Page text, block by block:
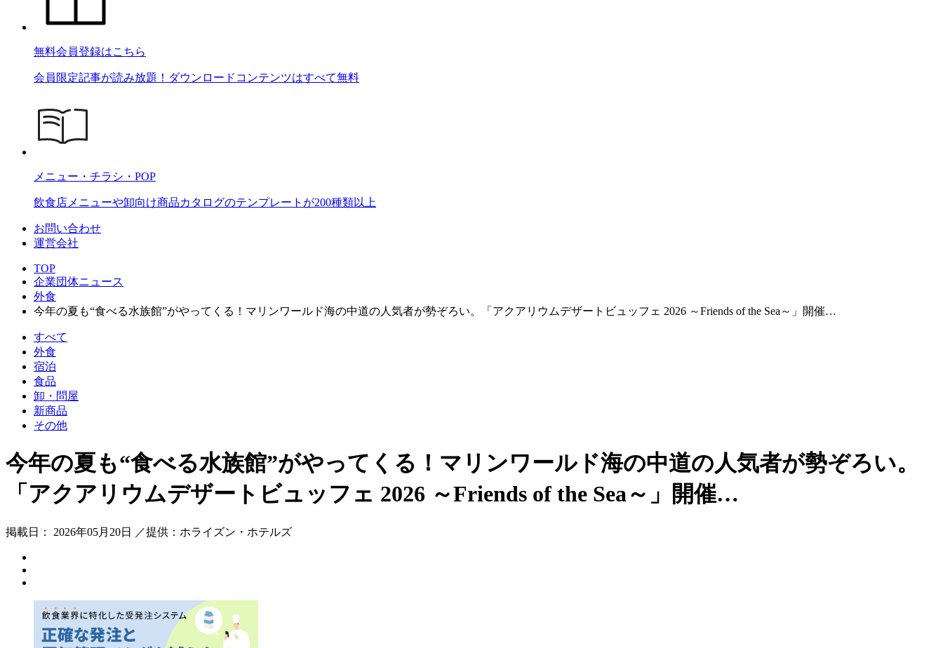
無料会員登録はこちら
会員限定記事が読み放題！ダウンロードコンテンツはすべて無料
メニュー・チラシ・POP
飲食店メニューや卸向け商品カタログのテンプレートが200種類以上
お問い合わせ
運営会社
TOP
企業団体ニュース
外食
今年の夏も“食べる水族館”がやってくる！マリンワールド海の中道の人気者が勢ぞろい。「アクアリウムデザートビュッフェ 2026 ～Friends of the Sea～」開催…
すべて
外食
宿泊
食品
卸・問屋
新商品
その他
今年の夏も“食べる水族館”がやってくる！マリンワールド海の中道の人気者が勢ぞろい。
「アクアリウムデザートビュッフェ 2026 ～Friends of the Sea～」開催…
掲載日： 2026年05月20日 ／提供：ホライズン・ホテルズ